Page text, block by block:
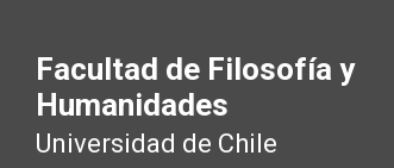
Facultad de Filosofía y
Humanidades
Universidad de Chile